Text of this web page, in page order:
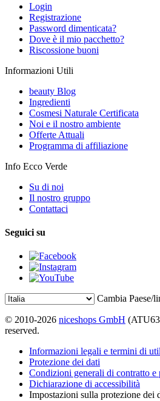
Login
Registrazione
Password dimenticata?
Dove è il mio pacchetto?
Riscossione buoni
Informazioni Utili
beauty Blog
Ingredienti
Cosmesi Naturale Certificata
Noi e il nostro ambiente
Offerte Attuali
Programma di affiliazione
Info Ecco Verde
Su di noi
Il nostro gruppo
Contattaci
Seguici su
Cambia Paese/
© 2010-2026 niceshops GmbH
reserved.
Informazioni legali e termini di
Protezione dei dati
Condizioni generali di contratto
Dichiarazione di accessibilità
Impostazioni sulla protezione dei